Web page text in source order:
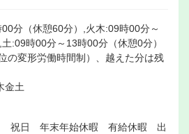
分（休憩60分）,火木:09時00分～
:09時00分～13時00分（休憩0分）
の変形労働時間制）、越えた分は残
金土
祝日 年末年始休暇 有給休暇 出